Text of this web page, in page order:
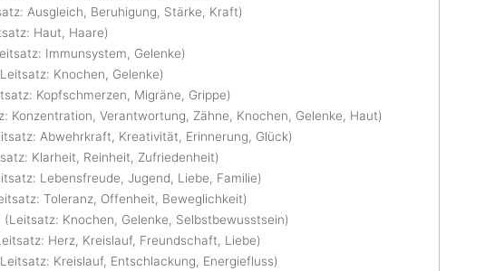
Ausgleich, Beruhigung, Stärke, Kraft)
Haut, Haare)
Immunsystem, Gelenke)
Knochen, Gelenke)
Kopfschmerzen, Migräne, Grippe)
Konzentration, Verantwortung, Zähne, Knochen, Gelenke, Haut)
Abwehrkraft, Kreativität, Erinnerung, Glück)
Klarheit, Reinheit, Zufriedenheit)
Lebensfreude, Jugend, Liebe, Familie)
Toleranz, Offenheit, Beweglichkeit)
(Leitsatz: Knochen, Gelenke, Selbstbewusstsein)
Herz, Kreislauf, Freundschaft, Liebe)
Kreislauf, Entschlackung, Energiefluss)